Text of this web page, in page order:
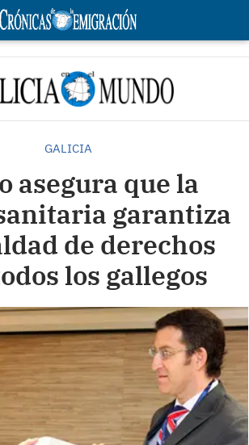
GALICIA
asegura que la
garantiza
de derechos
los gallegos